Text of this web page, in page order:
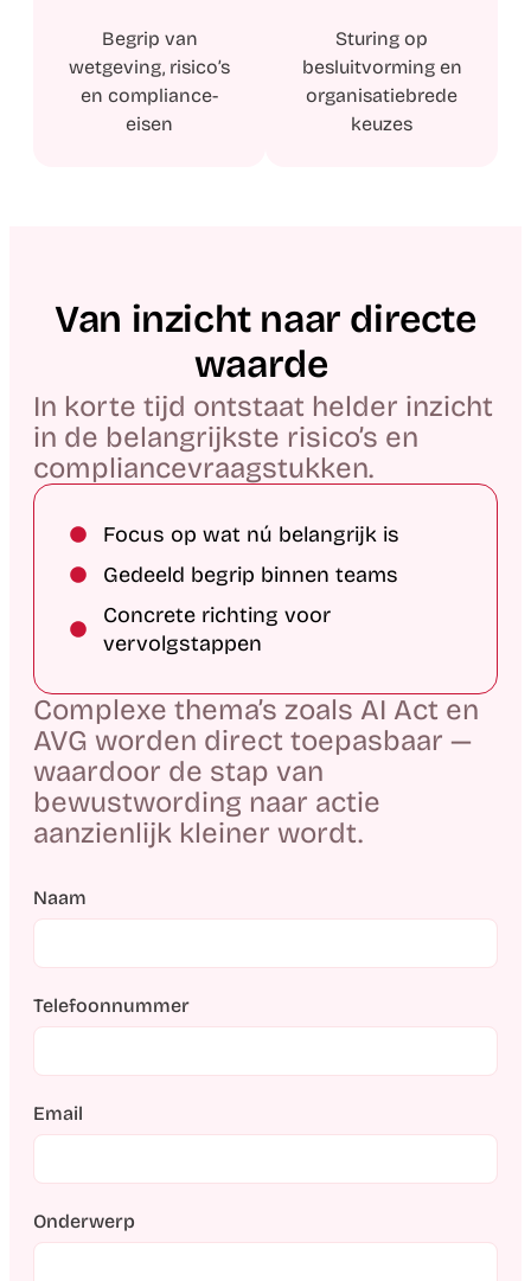
Begrip van
wetgeving, risico’s
en compliance-
eisen
Sturing op
besluitvorming en
organisatiebrede
keuzes
Van inzicht naar directe
waarde
In korte tijd ontstaat helder inzicht
in de belangrijkste risico’s en
compliancevraagstukken.
Focus op wat nú belangrijk is
Gedeeld begrip binnen teams
Concrete richting voor
vervolgstappen
Complexe thema’s zoals AI Act en
AVG worden direct toepasbaar —
waardoor de stap van
bewustwording naar actie
aanzienlijk kleiner wordt.
Naam
Telefoonnummer
Email
Onderwerp